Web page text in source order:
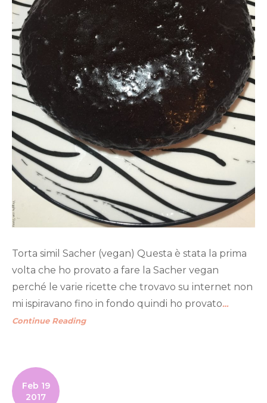
Torta simil Sacher (vegan) Questa è stata la prima
volta che ho provato a fare la Sacher vegan
perché le varie ricette che trovavo su internet non
mi ispiravano fino in fondo quindi ho provato…
Continue Reading
Feb 19
2017